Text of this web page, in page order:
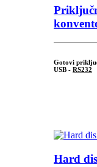
Gotovi
USB - RS232
Hard